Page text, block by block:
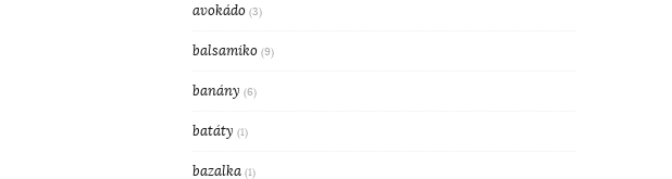
avokádo (3)
balsamiko (9)
banány (6)
batáty (1)
bazalka (1)